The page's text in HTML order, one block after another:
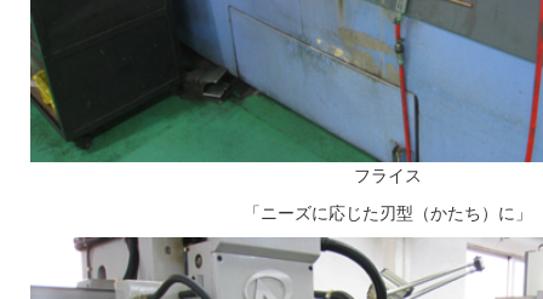
フライス
「ニーズに応じた刃型（かたち）に」